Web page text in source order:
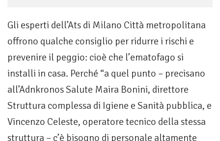
Gli esperti dell’Ats di Milano Città metropolitana
offrono qualche consiglio per ridurre i rischi e
prevenire il peggio: cioè che l’ematofago si
installi in casa. Perché “a quel punto – precisano
all’Adnkronos Salute Maira Bonini, direttore
Struttura complessa di Igiene e Sanità pubblica, e
Vincenzo Celeste, operatore tecnico della stessa
struttura – c’è bisogno di personale altamente